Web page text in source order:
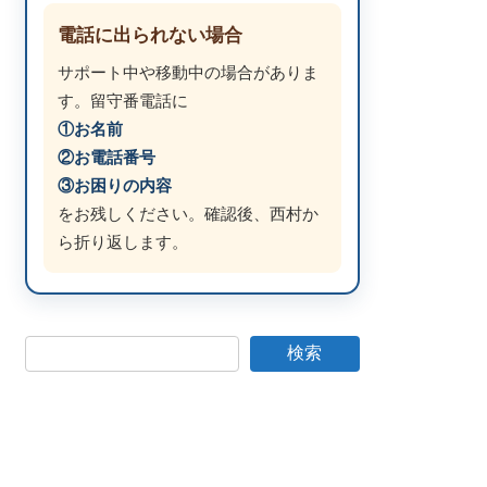
電話に出られない場合
サポート中や移動中の場合がありま
す。留守番電話に
①お名前
②お電話番号
③お困りの内容
をお残しください。確認後、西村か
ら折り返します。
検索